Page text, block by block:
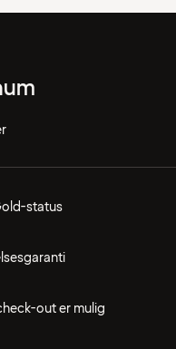
status
out er mulig